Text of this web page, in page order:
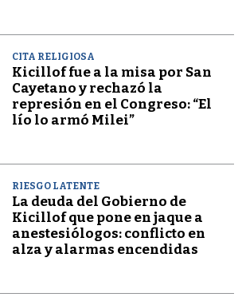
CITA RELIGIOSA
Kicillof fue a la misa por San
Cayetano y rechazó la
represión en el Congreso: “El
lío lo armó Milei”
RIESGO LATENTE
La deuda del Gobierno de
Kicillof que pone en jaque a
anestesiólogos: conflicto en
alza y alarmas encendidas